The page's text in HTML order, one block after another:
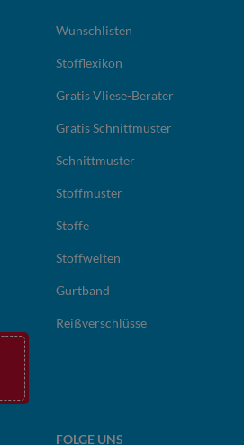
Wunschlisten
Stofflexikon
Gratis Vliese-Berater
Gratis Schnittmuster
Schnittmuster
Stoffmuster
Stoffe
Stoffwelten
Gurtband
Reißverschlüsse
FOLGE UNS